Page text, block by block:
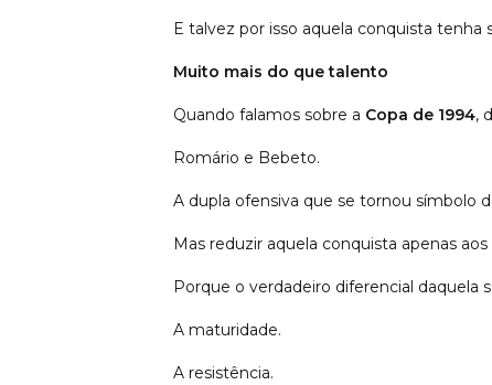
E talvez por isso aquela conquista tenha
Muito mais do que talento
Quando falamos sobre a Copa de 1994,
Romário e Bebeto.
A dupla ofensiva que se tornou símbolo
Mas reduzir aquela conquista apenas
Porque o verdadeiro diferencial daquela
A maturidade.
A resistência.